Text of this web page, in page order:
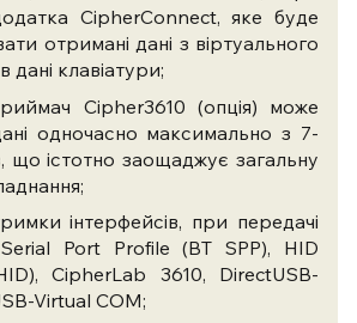
CipherConnect, яке буде
отримані дані з віртуального
дані клавіатури;
Cipher3610 (опція) може
одночасно максимально з 7-
що істотно заощаджує загальну
інтерфейсів, при передачі
Serial Port Profile (BT SPP), HID
CipherLab 3610, DirectUSB-
Virtual COM;